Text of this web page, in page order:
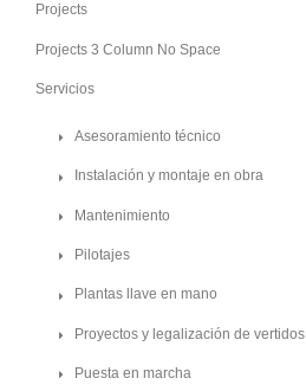
Projects
Projects 3 Column No Space
Servicios
Asesoramiento técnico
Instalación y montaje en obra
Mantenimiento
Pilotajes
Plantas llave en mano
Proyectos y legalización de vertidos
Puesta en marcha